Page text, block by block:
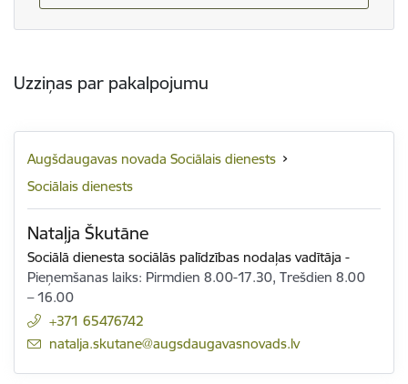
Uzziņas par pakalpojumu
Augšdaugavas novada Sociālais dienests
Sociālais dienests
Nataļja Škutāne
Sociālā dienesta sociālās palīdzības nodaļas vadītāja -
Pieņemšanas laiks: Pirmdien 8.00-17.30, Trešdien 8.00
– 16.00
+371 65476742
E-pasts:
natalja.skutane@augsdaugavasnovads.lv